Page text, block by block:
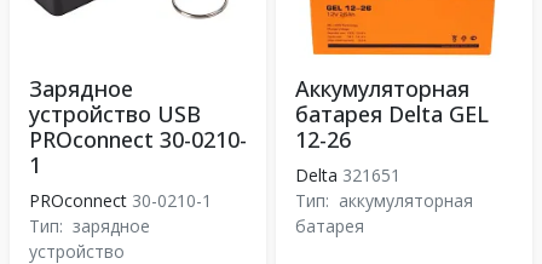
Зарядное
устройство USB
PROconnect 30-0210-
1
PROconnect 30-0210-1
Тип: зарядное
устройство
Аккумуляторная
батарея Delta GEL
12-26
Delta 321651
Тип: аккумуляторная
батарея